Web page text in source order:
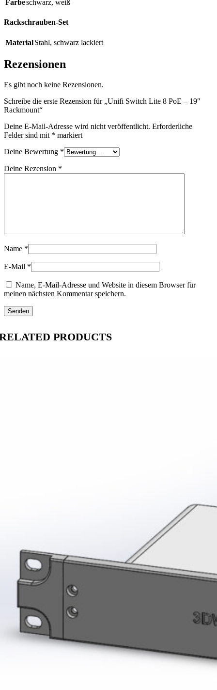
Farbeschwarz, weiß
Rackschrauben-Set
MaterialStahl, schwarz lackiert
Rezensionen
Es gibt noch keine Rezensionen.
Schreibe die erste Rezension für „Unifi Switch Lite 8 PoE – 19″
Rackmount“
Deine E-Mail-Adresse wird nicht veröffentlicht. Erforderliche
Felder sind mit * markiert
Deine Bewertung *
Deine Rezension *
Name *
E-Mail *
Name, E-Mail-Adresse und Website in diesem Browser für
meinen nächsten Kommentar speichern.
PRODUCTS